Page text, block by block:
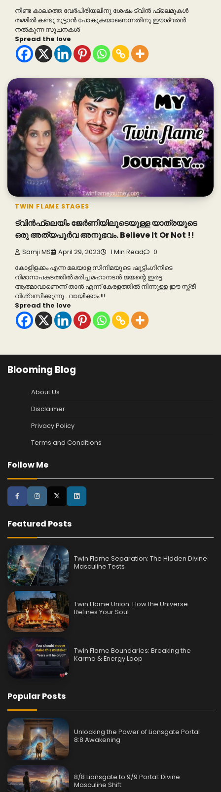
നീണ്ട കാലത്തെ വേർപിരിയലിനു ശേഷം ട്വിൻ ഫ്ലെമുകൾ
തമ്മിൽ കണ്ടു മുട്ടാൻ പോകുകയാണെന്നതിനു ഈശ്വരൻ
നൽകുന്ന സൂചനകൾ
Spread the love
TWIN FLAME STAGES
ട്വിൻഫ്ലെയിം ജേർണിയിലൂടെയുള്ള യാത്രയുടെ
ഒരു അത്യപൂർവ അനുഭവം. Believe It Or Not !!
Samji MS April 29, 2023 1 Min Read 0
കോളിളക്കം എന്ന മലയാള സിനിമയുടെ ഷൂട്ടിംഗിനിടെ
വിമാനാപകടത്തിൽ മരിച്ച മഹാനടൻ ജയന്റെ ഇരട്ട
ആത്മാവാണെന്ന് താൻ എന്ന് കേരളത്തിൽ നിന്നുള്ള ഈ സ്ത്രീ
വിശ്വസിക്കുന്നു . വായിക്കാം !!!
Spread the love
Blooming Blog
About Us
Disclaimer
Privacy Policy
Terms and Conditions
Follow Me
Featured Posts
Twin Flame Separation: The Hidden Divine
Masculine Tests
Twin Flame Union: How the Universe
Refines Your Soul
Twin Flame Boundaries: Breaking the
Karma & Energy Loop
Popular Posts
Unlocking the Power of Lionsgate Portal
8:8 Awakening
8/8 Lionsgate to 9/9 Portal: Divine
Masculine Shift